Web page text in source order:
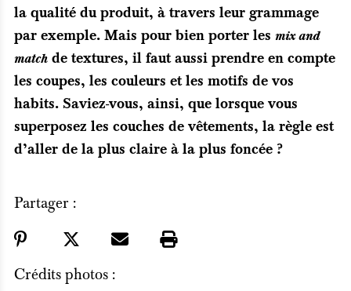
la qualité du produit, à travers leur grammage
par exemple. Mais pour bien porter les mix and
matchde textures, il faut aussi prendre en compte
les coupes, les couleurs et les motifs de vos
habits. Saviez-vous, ainsi, que lorsque vous
superposez les couches de vêtements, la règle est
d’aller de la plus claire à la plus foncée ?
Partager :
Crédits photos :